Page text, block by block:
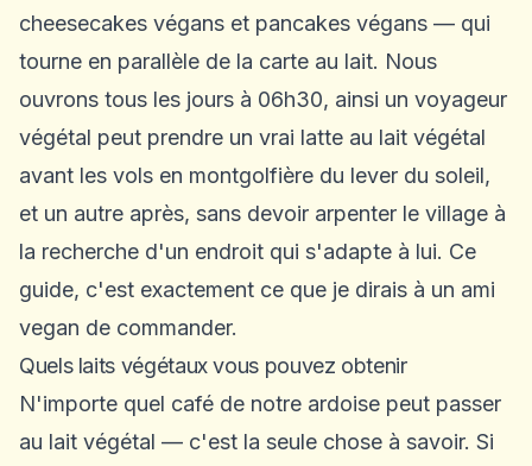
cheesecakes végans et pancakes végans — qui
tourne en parallèle de la carte au lait. Nous
ouvrons tous les jours à 06h30, ainsi un voyageur
végétal peut prendre un vrai latte au lait végétal
avant les vols en montgolfière du lever du soleil,
et un autre après, sans devoir arpenter le village à
la recherche d'un endroit qui s'adapte à lui. Ce
guide, c'est exactement ce que je dirais à un ami
vegan de commander.
Quels laits végétaux vous pouvez obtenir
N'importe quel café de notre ardoise peut passer
au lait végétal — c'est la seule chose à savoir. Si